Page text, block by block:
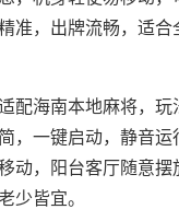
准，出牌流畅，适合
配海南本地麻将，玩
，一键启动，静音运
动，阳台客厅随意摆
少皆宜。